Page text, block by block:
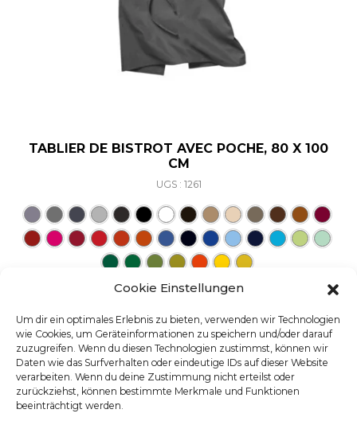
Cookie Einstellungen
Um dir ein optimales Erlebnis zu bieten, verwenden wir Technologien
wie Cookies, um Geräteinformationen zu speichern und/oder darauf
zuzugreifen. Wenn du diesen Technologien zustimmst, können wir
Daten wie das Surfverhalten oder eindeutige IDs auf dieser Website
verarbeiten. Wenn du deine Zustimmung nicht erteilst oder
zurückziehst, können bestimmte Merkmale und Funktionen
beeinträchtigt werden.
TABLIER DE BISTROT AVEC POCHE, 80 X 100
CM
UGS : 1261